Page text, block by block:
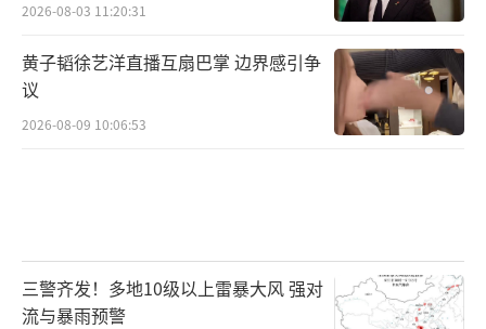
2026-08-03 11:20:31
黄子韬徐艺洋直播互扇巴掌 边界感引争
议
2026-08-09 10:06:53
三警齐发！多地10级以上雷暴大风 强对
流与暴雨预警